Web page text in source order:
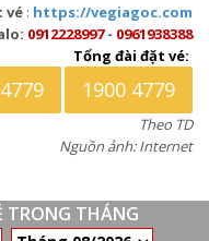
vé : https://vegiagoc.com
0912228997- 0961938388
Tổng đài đặt vé:
1900 4779
Theo TD
Nguồn ảnh: Internet
TRONG THÁNG